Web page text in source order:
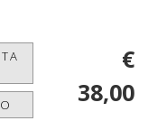
€
38,00